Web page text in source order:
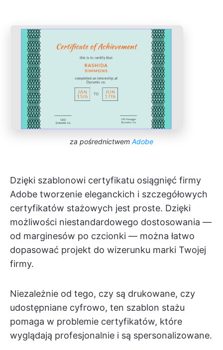
za pośrednictwem Adobe
Dzięki szablonowi certyfikatu osiągnięć firmy
Adobe tworzenie eleganckich i szczegółowych
certyfikatów stażowych jest proste. Dzięki
możliwości niestandardowego dostosowania —
od marginesów po czcionki — można łatwo
dopasować projekt do wizerunku marki Twojej
firmy.
Niezależnie od tego, czy są drukowane, czy
udostępniane cyfrowo, ten szablon stażu
pomaga w problemie certyfikatów, które
wyglądają profesjonalnie i są spersonalizowane.